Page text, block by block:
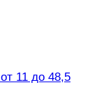
11 до 48,5